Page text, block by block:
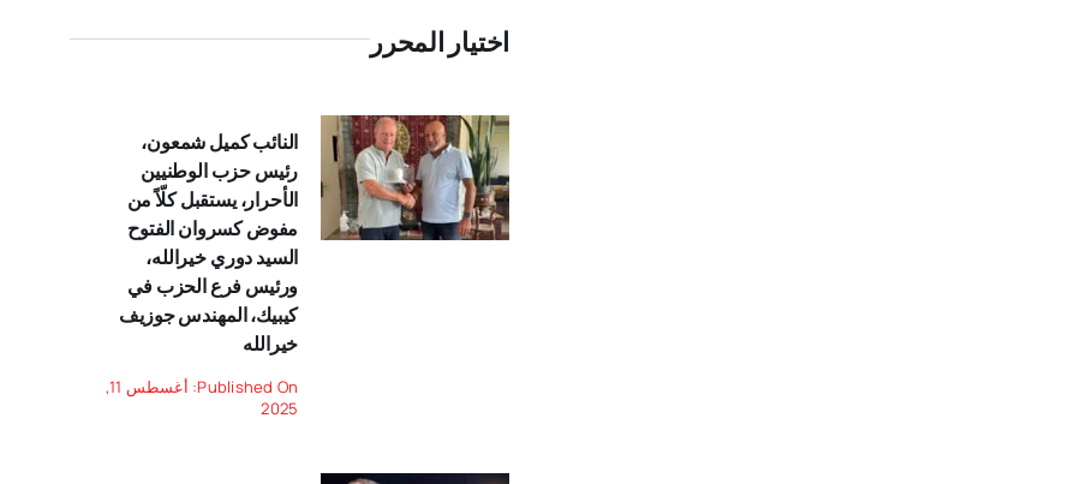
اختيار المحرر
النائب كميل شمعون،
رئيس حزب الوطنيين
الأحرار، يستقبل كلّاً من
مفوض كسروان الفتوح
السيد دوري خيرالله،
ورئيس فرع الحزب في
كيبيك، المهندس جوزيف
خيرالله
Published On: أغسطس 11,
2025